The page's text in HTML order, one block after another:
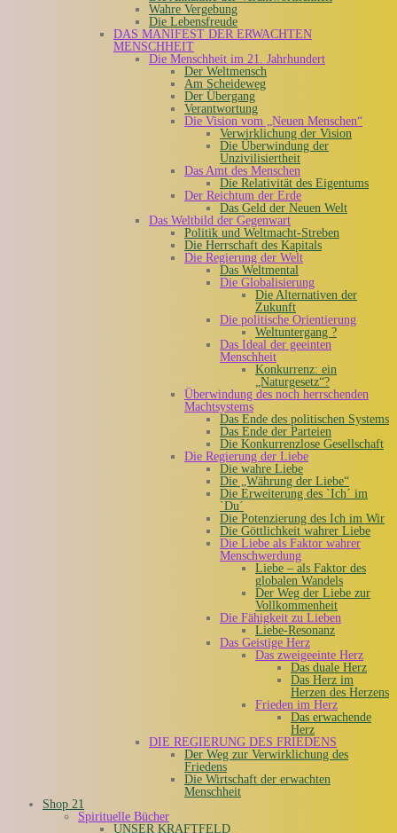
Wahre Vergebung
Die Lebensfreude
DAS MANIFEST DER ERWACHTEN
MENSCHHEIT
Die Menschheit im 21. Jahrhundert
Der Weltmensch
Am Scheideweg
Der Übergang
Verantwortung
Die Vision vom „Neuen Menschen“
Verwirklichung der Vision
Die Überwindung der
Unzivilisiertheit
Das Amt des Menschen
Die Relativität des Eigentums
Der Reichtum der Erde
Das Geld der Neuen Welt
Das Weltbild der Gegenwart
Politik und Weltmacht-Streben
Die Herrschaft des Kapitals
Die Regierung der Welt
Das Weltmental
Die Globalisierung
Die Alternativen der
Zukunft
Die politische Orientierung
Weltuntergang ?
Das Ideal der geeinten
Menschheit
Konkurrenz: ein
„Naturgesetz“?
Überwindung des noch herrschenden
Machtsystems
Das Ende des politischen Systems
Das Ende der Parteien
Die Konkurrenzlose Gesellschaft
Die Regierung der Liebe
Die wahre Liebe
Die „Währung der Liebe“
Die Erweiterung des `Ich´ im
`Du´
Die Potenzierung des Ich im Wir
Die Göttlichkeit wahrer Liebe
Die Liebe als Faktor wahrer
Menschwerdung
Liebe – als Faktor des
globalen Wandels
Der Weg der Liebe zur
Vollkommenheit
Die Fähigkeit zu Lieben
Liebe-Resonanz
Das Geistige Herz
Das zweigeeinte Herz
Das duale Herz
Das Herz im
Herzen des Herzens
Frieden im Herz
Das erwachende
Herz
DIE REGIERUNG DES FRIEDENS
Der Weg zur Verwirklichung des
Friedens
Die Wirtschaft der erwachten
Menschheit
Shop 21
Spirituelle Bücher
UNSER KRAFTFELD